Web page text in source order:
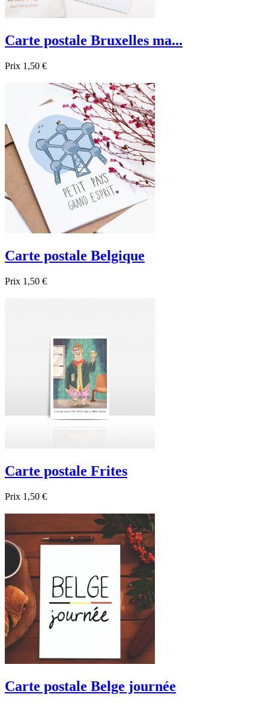
Carte postale Bruxelles ma...
Prix 1,50 €
Aperçu rapide
Carte postale Belgique
Prix 1,50 €
Carte postale Frites
Prix 1,50 €
Aperçu rapide
Carte postale Belge journée